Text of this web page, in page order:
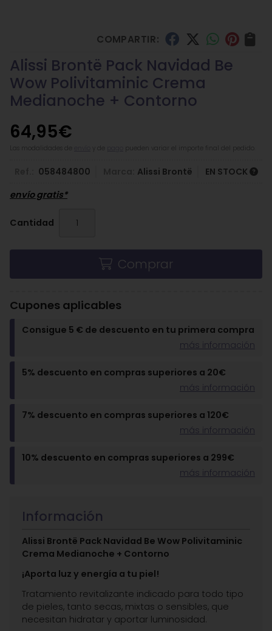
COMPARTIR:
Alissi Brontë Pack Navidad Be
Wow Polivitaminic Crema
Medianoche + Contorno
64,95€
pueden variar el importe final del pedido.
058484800 Alissi Brontë
EN STOCK
envío gratis*
Cantidad
Comprar
Cupones aplicables
Consigue 5 € de descuento en tu primera compra
más información
5% descuento en compras superiores a 20€
más información
7% descuento en compras superiores a 120€
más información
10% descuento en compras superiores a 299€
más información
Información
Alissi Brontë Pack Navidad Be Wow Polivitaminic
Crema Medianoche + Contorno
¡Aporta luz y energía a tu piel!
Tratamiento revitalizante indicado para todo tipo
de pieles, tanto secas, mixtas o sensibles, que
necesitan hidratar y aportar luminosidad.